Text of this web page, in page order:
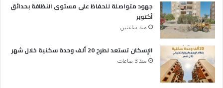
جهود متواصلة للحفاظ على مستوى النظافة بحدائق
أكتوبر
منذ ساعتين
الإسكان تستعد لطرح 20 ألف وحدة سكنية خلال شهر
منذ 3 ساعات